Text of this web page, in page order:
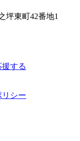
坪東町42番地1
する
リシー